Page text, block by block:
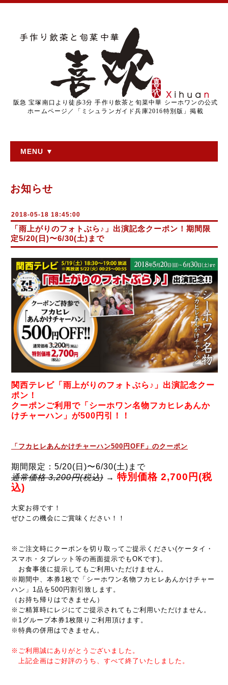
阪急 宝塚南口より徒歩3分 手作り飲茶と旬菜中華 シーホワンの公式
ホームページ／「ミシュランガイド兵庫2016特別版」掲載
MENU ▼
お知らせ
2018-05-18 18:45:00
「雨上がりのフォトぶら♪」出演記念クーポン！期間限
定5/20(日)〜6/30(土)まで
関西テレビ「雨上がりのフォトぶら♪」出演記念クー
ポン！
クーポンご利用で「シーホワン名物フカヒレあんか
けチャーハン」が500円引！！
「フカヒレあんかけチャーハン500円OFF」のクーポン
期間限定：5/20(日)〜6/30(土)まで
通常価格 3,200円(税込) → 特別価格 2,700円(税
込)
大変お得です！
ぜひこの機会にご賞味ください！！
※ご注文時にクーポンを切り取ってご提示ください(ケータイ・
スマホ・タブレット等の画面提示でもOKです)。
お食事後に提示してもご利用いただけません。
※期間中、本券1枚で「シーホワン名物フカヒレあんかけチャー
ハン」1品を500円割引致します。
（お持ち帰りはできません）
※ご精算時にレジにてご提示されてもご利用いただけません。
※1グループ本券1枚限りご利用頂けます。
※特典の併用はできません。
※ご利用誠にありがとうございました。
上記企画はご好評のうち、すべて終了いたしました。